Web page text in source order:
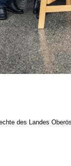
des Landes